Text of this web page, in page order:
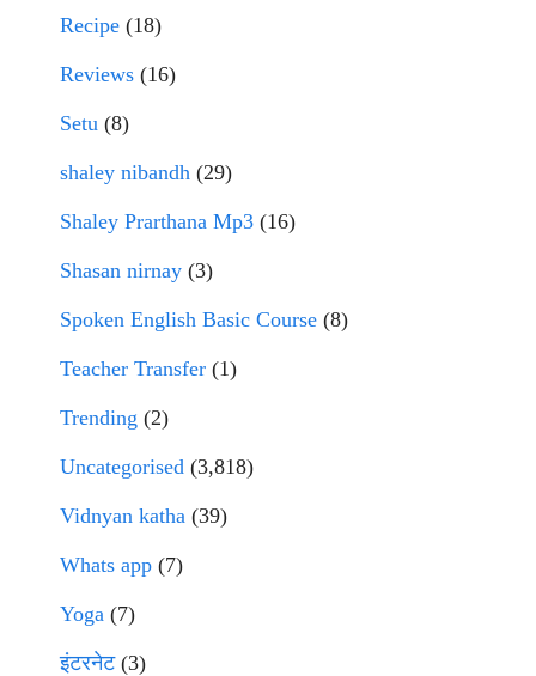
Recipe (18)
Reviews (16)
Setu (8)
shaley nibandh (29)
Shaley Prarthana Mp3 (16)
Shasan nirnay (3)
Spoken English Basic Course (8)
Teacher Transfer (1)
Trending (2)
Uncategorised (3,818)
Vidnyan katha (39)
Whats app (7)
Yoga (7)
इंटरनेट(3)